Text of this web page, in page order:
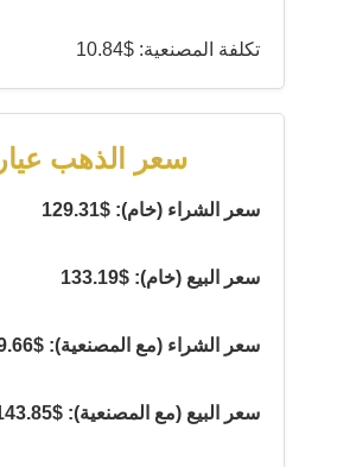
تكلفة المصنعية: $10.84
سعر الذهب عيار 21
سعر الشراء (خام): $129.31
سعر البيع (خام): $133.19
سعر الشراء (مع المصنعية): $139.66
سعر البيع (مع المصنعية): $143.85